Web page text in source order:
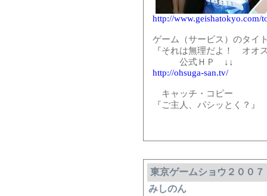
http://www.geishatokyo.com/
ゲーム（サービス）のタイ
『それは無理だよ！ オオ
公式ＨＰ ↓↓
http://ohsuga-san.tv/
キャッチ・コピー
『ご主人、パシッとく？』
東京ゲームショウ２００
みしのん